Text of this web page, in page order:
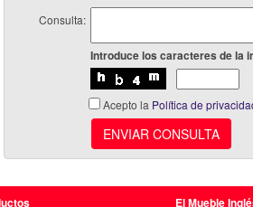
Consulta:
Introduce los caracteres de la
Acepto la Política de
ENVIAR CONSULTA
El Mueble